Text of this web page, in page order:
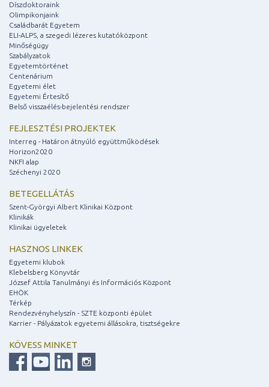
Díszdoktoraink
Olimpikonjaink
Családbarát Egyetem
ELI-ALPS, a szegedi lézeres kutatóközpont
Minőségügy
Szabályzatok
Egyetemtörténet
Centenárium
Egyetemi élet
Egyetemi Értesítő
Belső visszaélés-bejelentési rendszer
FEJLESZTÉSI PROJEKTEK
Interreg - Határon átnyúló együttműködések
Horizon2020
NKFI alap
Széchenyi 2020
BETEGELLÁTÁS
Szent-Györgyi Albert Klinikai Központ
Klinikák
Klinikai ügyeletek
HASZNOS LINKEK
Egyetemi klubok
Klebelsberg Könyvtár
József Attila Tanulmányi és Információs Központ
EHÖK
Térkép
Rendezvényhelyszín - SZTE központi épület
Karrier - Pályázatok egyetemi állásokra, tisztségekre
KÖVESS MINKET